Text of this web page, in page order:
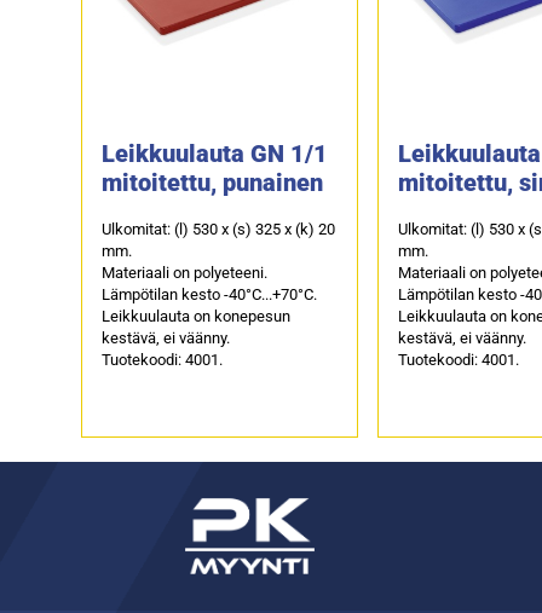
Leikkuulauta GN 1/1
mitoitettu, punainen
Ulkomitat: (l) 530 x (s) 325 x (k) 20
mm.
Materiaali on polyeteeni.
Lämpötilan kesto -40°C...+70°C.
Leikkuulauta on konepesun
kestävä, ei väänny.
Tuotekoodi: 4001.
mitoitettu,
Ulkomitat: (l) 530 x
mm.
Materiaali on
Lämpötilan kesto -
Leikkuulauta on
kestävä, ei väänny.
Tuotekoodi: 4001.